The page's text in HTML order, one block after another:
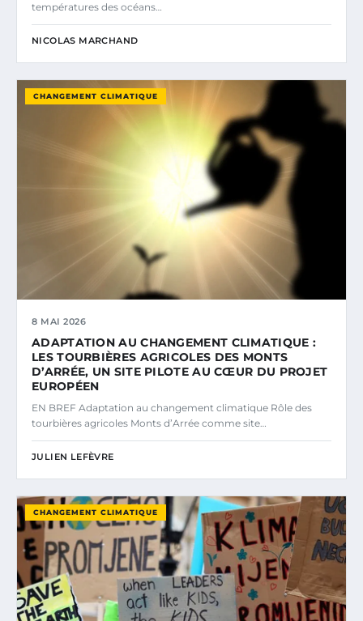
températures des océans…
NICOLAS MARCHAND
CHANGEMENT CLIMATIQUE
8 MAI 2026
ADAPTATION AU CHANGEMENT CLIMATIQUE :
LES TOURBIÈRES AGRICOLES DES MONTS
D’ARRÉE, UN SITE PILOTE AU CŒUR DU PROJET
EUROPÉEN
EN BREF Adaptation au changement climatique Rôle des
tourbières agricoles Monts d’Arrée comme site…
JULIEN LEFÈVRE
CHANGEMENT CLIMATIQUE